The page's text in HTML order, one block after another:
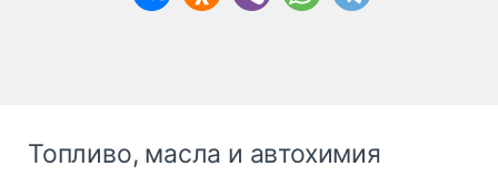
Топливо, масла и автохимия